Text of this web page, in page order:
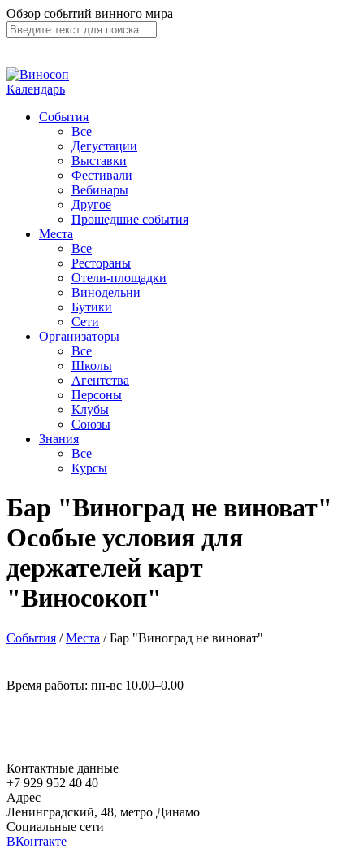
Обзор событий винного мира
Календарь
События
Все
Дегустации
Выставки
Фестивали
Вебинары
Другое
Прошедшие события
Места
Все
Рестораны
Отели-площадки
Винодельни
Бутики
Сети
Организаторы
Все
Школы
Агентства
Персоны
Клубы
Союзы
Знания
Все
Курсы
Бар "Виноград не виноват"
Особые условия для
держателей карт
"Виносокоп"
События /Места /Бар "Виноград не виноват"
Время работы: пн-вс 10.00–0.00
Контактные данные
+7 929 952 40 40
Адрес
Ленинградский, 48, метро Динамо
Социальные сети
ВКонтакте